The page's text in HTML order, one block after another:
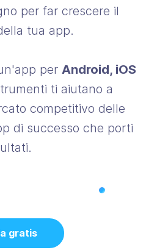
per far crescere il
tua app.
per Android, iOS
ti aiutano a
competitivo delle
di successo che porti
gratis